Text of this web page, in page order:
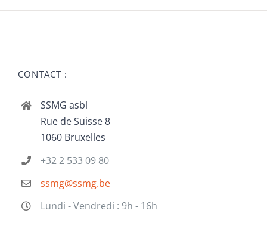
CONTACT :
SSMG asbl
Rue de Suisse 8
1060 Bruxelles
+32 2 533 09 80
ssmg@ssmg.be
Lundi - Vendredi : 9h - 16h